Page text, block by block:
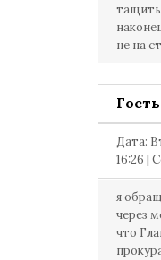
не на
Гость
Дата:
16:26 |
я
через
что